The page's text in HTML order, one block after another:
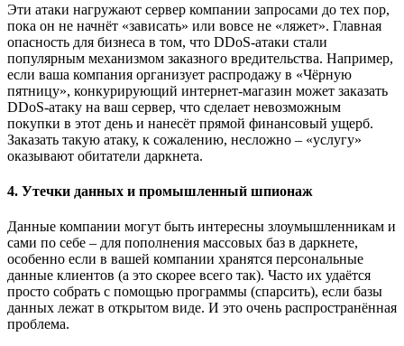
Эти атаки нагружают сервер компании запросами до тех пор,
пока он не начнёт «зависать» или вовсе не «ляжет». Главная
опасность для бизнеса в том, что DDoS-атаки стали
популярным механизмом заказного вредительства. Например,
если ваша компания организует распродажу в «Чёрную
пятницу», конкурирующий интернет-магазин может заказать
DDoS-атаку на ваш сервер, что сделает невозможным
покупки в этот день и нанесёт прямой финансовый ущерб.
Заказать такую атаку, к сожалению, несложно – «услугу»
оказывают обитатели даркнета.
4. Утечки данных и промышленный шпионаж
Данные компании могут быть интересны злоумышленникам и
сами по себе – для пополнения массовых баз в даркнете,
особенно если в вашей компании хранятся персональные
данные клиентов (а это скорее всего так). Часто их удаётся
просто собрать с помощью программы (спарсить), если базы
данных лежат в открытом виде. И это очень распространённая
проблема.